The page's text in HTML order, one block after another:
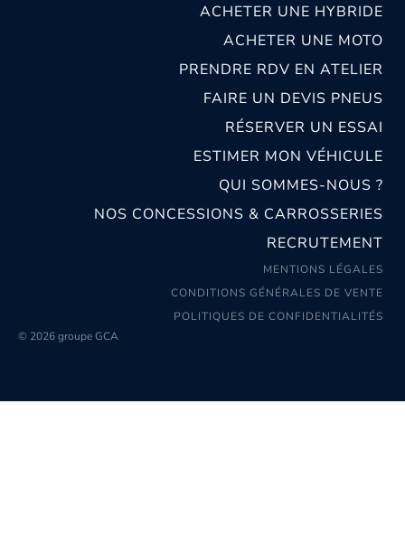
ACHETER UNE HYBRIDE
ACHETER UNE MOTO
PRENDRE RDV EN ATELIER
FAIRE UN DEVIS PNEUS
RÉSERVER UN ESSAI
ESTIMER MON VÉHICULE
QUI SOMMES-NOUS ?
NOS CONCESSIONS & CARROSSERIES
RECRUTEMENT
MENTIONS LÉGALES
CONDITIONS GÉNÉRALES DE VENTE
POLITIQUES DE CONFIDENTIALITÉS
© 2026 groupe GCA